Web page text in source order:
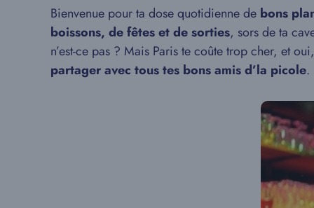
Bienvenue pour ta dose quotidienne de bons
boissons, de fêtes et de sorties, sors de ta
n’est-ce pas ? Mais Paris te coûte trop cher, et
partager avec tous tes bons amis d’la picole.